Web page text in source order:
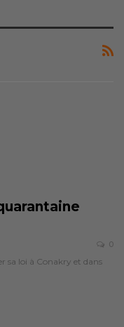
0
sa loi à Conakry et dans